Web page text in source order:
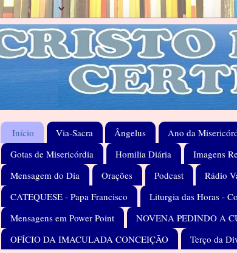
Início Via-Sacra Ângelus Ano da
Gotas de Misericórdia
Homilia Diária Imagens
Mensagem do Dia
Orações Podcast Rádio
CATEQUESE - Papa Francisco
Liturgia das Horas -
Mensagens em Power Point
NOVENA PEDINDO A
OFÍCIO DA IMACULADA CONCEIÇÃO
Terço da